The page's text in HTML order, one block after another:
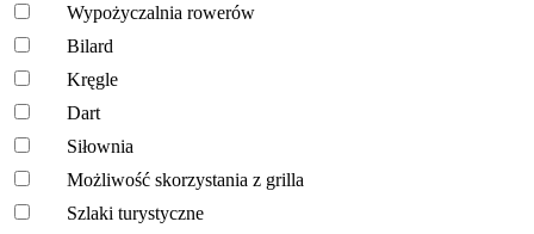
Wypożyczalnia rowerów
Bilard
Kręgle
Dart
Siłownia
Możliwość skorzystania z grilla
Szlaki turystyczne